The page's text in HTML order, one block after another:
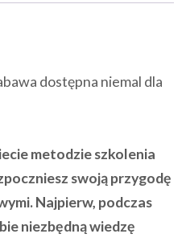
dostępna niemal dla
metodzie szkolenia
swoją przygodę
Najpierw, podczas
niezbędną wiedzę